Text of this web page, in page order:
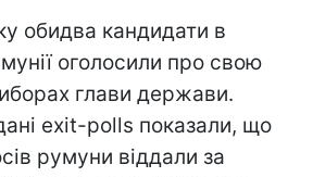
обидва кандидати в
оголосили про свою
глави держави.
exit-polls показали, що
румуни віддали за